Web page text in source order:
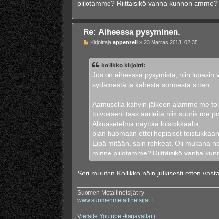
piilotamme? Riittäisikö vanha kunnon amme?
Re: Aiheessa pysyminen.
V
s
Kirjoittajaappenzell »23 Marras 2013, 02:35
kollikko kirjoitti:
Jos on aiheessa pysymistä, niin lupasin
sydämestä ja kahesta sormesta sitten:
Aamusella kahvin jälkeen alamme me
toivoaseni taas aarteita niin suuria me
Alkuasetelma näyttää loistokkaalta,
pian huomaan ettei hopiaiset
Eipä mitään, sain rohkeat. Oli mukana
minne piilotamme? Riittäisikö vanha
Sori muuten Kollikko näin julkisesti etten
Suomen Metallinetsijät ry
www.suomenmetallinetsijat.fi
Vieraile Youtube -kanavallani